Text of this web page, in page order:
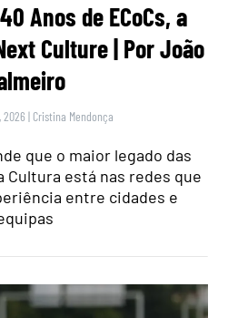
Anos de ECoCs, a
Culture | Por João
2026 | Cristina Mendonça
que o maior legado das
Cultura está nas redes que
entre cidades e